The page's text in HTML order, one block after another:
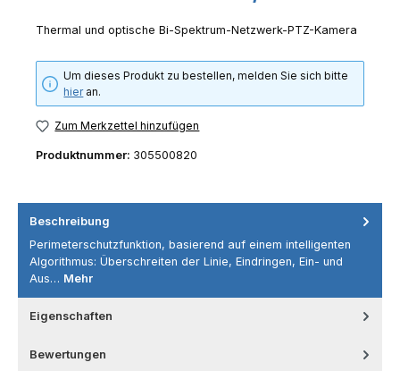
Thermal und optische Bi-Spektrum-Netzwerk-PTZ-Kamera
Um dieses Produkt zu bestellen, melden Sie sich bitte
hieran.
Zum Merkzettel hinzufügen
Produktnummer: 305500820
Beschreibung
Perimeterschutzfunktion, basierend auf einem intelligenten
Algorithmus: Überschreiten der Linie, Eindringen, Ein- und
Aus… Mehr
Eigenschaften
Bewertungen